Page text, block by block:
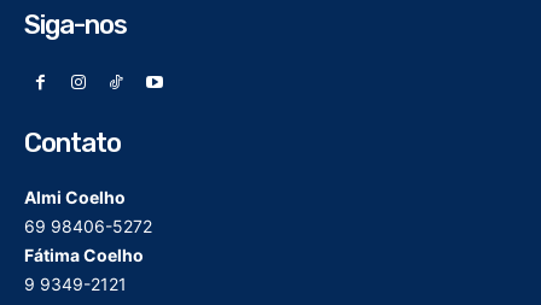
Siga-nos
Contato
Almi Coelho
69 98406-5272
Fátima Coelho
9 9349-2121